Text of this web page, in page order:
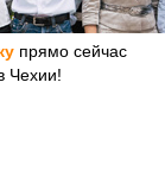
прямо сейчас
Чехии!